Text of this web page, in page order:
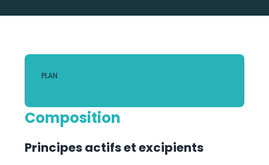
Composition
Principes actifs et excipients
PLAN